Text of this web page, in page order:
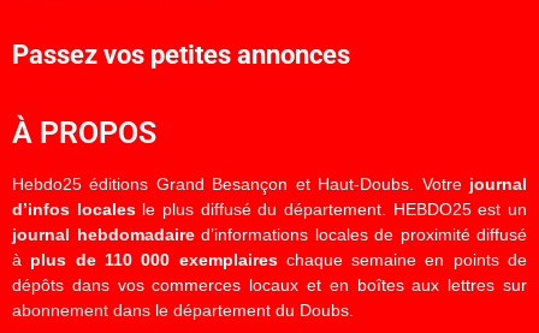
Passez vos petites annonces
À PROPOS
Hebdo25 éditions Grand Besançon et Haut-Doubs. Votre journal
d’infos localesle plus diffusé du département. HEBDO25 est un
journal hebdomadaired’informations locales de proximité diffusé
à plus de 110 000 exemplaireschaque semaine en points de
dépôts dans vos commerces locaux et en boîtes aux lettres sur
abonnement dans le département du Doubs.